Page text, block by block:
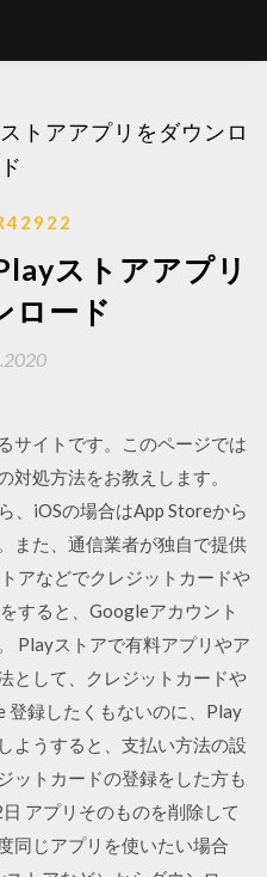
トアアプリをダウンロ
ストアアプリ
ロード
サイトです。このページでは
対処方法をお教えします。
、iOSの場合はApp Storeから
また、通信業者が独自で提供
アなどでクレジットカードや
すると、Googleアカウント
Playストアで有料アプリやア
として、クレジットカードや
登録したくもないのに、Play
ようすると、支払い方法の設
ットカードの登録をした方も
アプリそのものを削除して
同じアプリを使いたい場合